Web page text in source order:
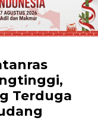
Terduga